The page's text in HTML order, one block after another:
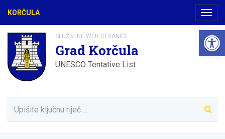
KORČULA
SLUŽBENE WEB STRANICE
Grad Korčula
UNESCO Tentative List